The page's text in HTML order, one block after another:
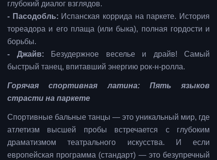
глубокий диалог взглядов.
- Пасодобль: Испанская коррида на паркете. История
тореадора и его плаща (или быка), полная гордости и
борьбы.
- Джайв: Безудержное веселье и драйв! Самый
быстрый танец, впитавший энергию рок-н-ролла.
Горячая спортивная латина: Пять языков
страсти на паркете
Спортивные бальные танцы — это уникальный мир, где
атлетизм высшей пробы встречается с глубоким
драматизмом театрального искусства. И если
европейская программа (стандарт) — это безупречный